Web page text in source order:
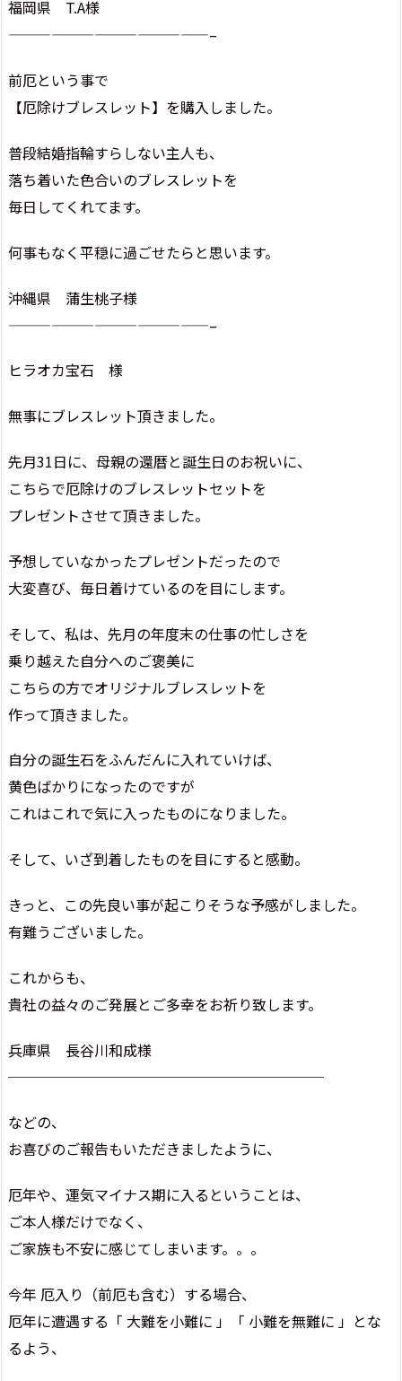
福岡県 T.A様
——————————————–
前厄という事で
【厄除けブレスレット】を購入しました。
普段結婚指輪すらしない主人も、
落ち着いた色合いのブレスレットを
毎日してくれてます。
何事もなく平穏に過ごせたらと思います。
沖縄県 蒲生桃子様
——————————————–
ヒラオカ宝石 様
無事にブレスレット頂きました。
先月31日に、母親の還暦と誕生日のお祝いに、
こちらで厄除けのブレスレットセットを
プレゼントさせて頂きました。
予想していなかったプレゼントだったので
大変喜び、毎日着けているのを目にします。
そして、私は、先月の年度末の仕事の忙しさを
乗り越えた自分へのご褒美に
こちらの方でオリジナルブレスレットを
作って頂きました。
自分の誕生石をふんだんに入れていけば、
黄色ばかりになったのですが
これはこれで気に入ったものになりました。
そして、いざ到着したものを目にすると感動。
きっと、この先良い事が起こりそうな予感がしました。
有難うございました。
これからも、
貴社の益々のご発展とご多幸をお祈り致します。
兵庫県 長谷川和成様
──────────────────────
などの、
お喜びのご報告もいただきましたように、
厄年や、運気マイナス期に入るということは、
ご本人様だけでなく、
ご家族も不安に感じてしまいます。。。
今年 厄入り（前厄も含む）する場合、
厄年に遭遇する「 大難を小難に 」「 小難を無難に 」とな
るよう、